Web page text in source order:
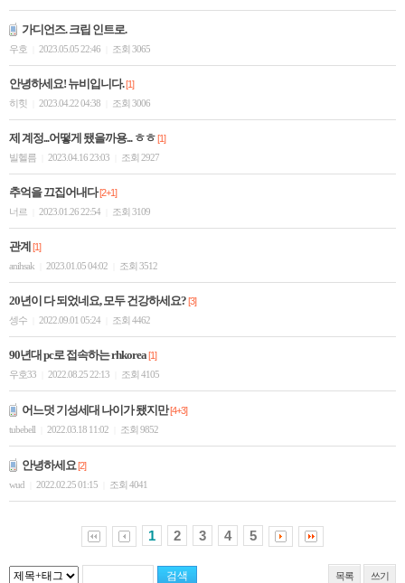
가디언즈. 크립 인트로.
우호 2023.05.05 22:46 조회 3065
안녕하세요! 뉴비입니다.[1]
히힛
2023.04.22 04:38 조회 3006
제 계정...어떻게 됐을까용... ㅎㅎ[1]
빌헬름
2023.04.16 23:03 조회 2927
추억을 끄집어내다[2+1]
너르
2023.01.26 22:54 조회 3109
관계[1]
anihsak
2023.01.05 04:02 조회 3512
20년이 다 되었네요, 모두 건강하세요?[3]
셍수
2022.09.01 05:24 조회 4462
90년대 pc로 접속하는 rhkorea[1]
우호33
2022.08.25 22:13 조회 4105
어느덧 기성세대 나이가 됐지만[4+3]
tubebell
2022.03.18 11:02 조회 9852
안녕하세요[2]
wud
2022.02.25 01:15 조회 4041
1 2 3 4 5
목록 쓰기